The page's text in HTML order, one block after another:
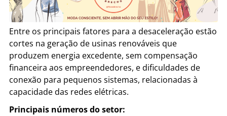
Entre os principais fatores para a desaceleração estão
cortes na geração de usinas renováveis que
produzem energia excedente, sem compensação
financeira aos empreendedores, e dificuldades de
conexão para pequenos sistemas, relacionadas à
capacidade das redes elétricas.
Principais números do setor: